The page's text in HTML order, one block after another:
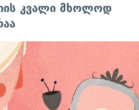
კვალი მხოლოდ